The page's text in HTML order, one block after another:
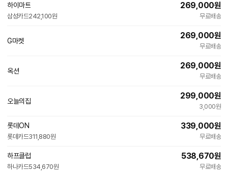
하이마트
삼성카드242,100원
269,000원
무료배송
G마켓
269,000원
무료배송
옥션
269,000원
무료배송
오늘의집
299,000원
3,000원
롯데ON
롯데카드311,880원
339,000원
무료배송
하프클럽
하나카드534,670원
538,670원
무료배송